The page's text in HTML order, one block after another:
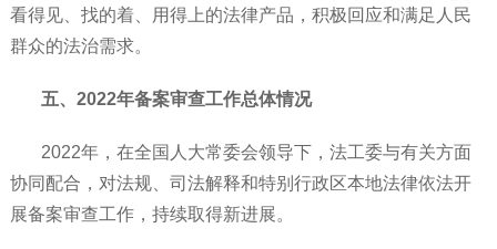
看得见、找的着、用得上的法律产品，积极回应和满足人民
群众的法治需求。
五、2022年备案审查工作总体情况
2022年，在全国人大常委会领导下，法工委与有关方面
协同配合，对法规、司法解释和特别行政区本地法律依法开
展备案审查工作，持续取得新进展。